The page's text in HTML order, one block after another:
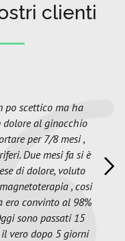
clienti
po scettico ma ha
dolore al ginocchio
per 7/8 mesi ,
Due mesi fa si è
di dolore, voluto
, cosi
ero convinto al 98%
sono passati 15
vero dopo 5 giorni